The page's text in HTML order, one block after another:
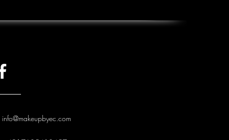
info@makeupbyec.com